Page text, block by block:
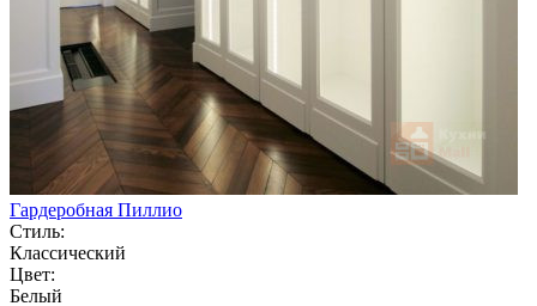
Гардеробная Пиллио
Стиль:
Классический
Цвет:
Белый